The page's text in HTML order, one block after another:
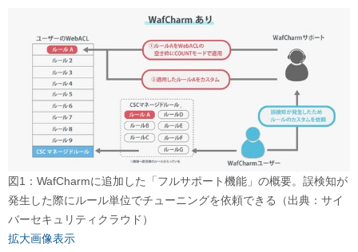
図1：WafCharmに追加した「フルサポート機能」の概要。誤検知が
発生した際にルール単位でチューニングを依頼できる（出典：サイ
バーセキュリティクラウド）
拡大画像表示